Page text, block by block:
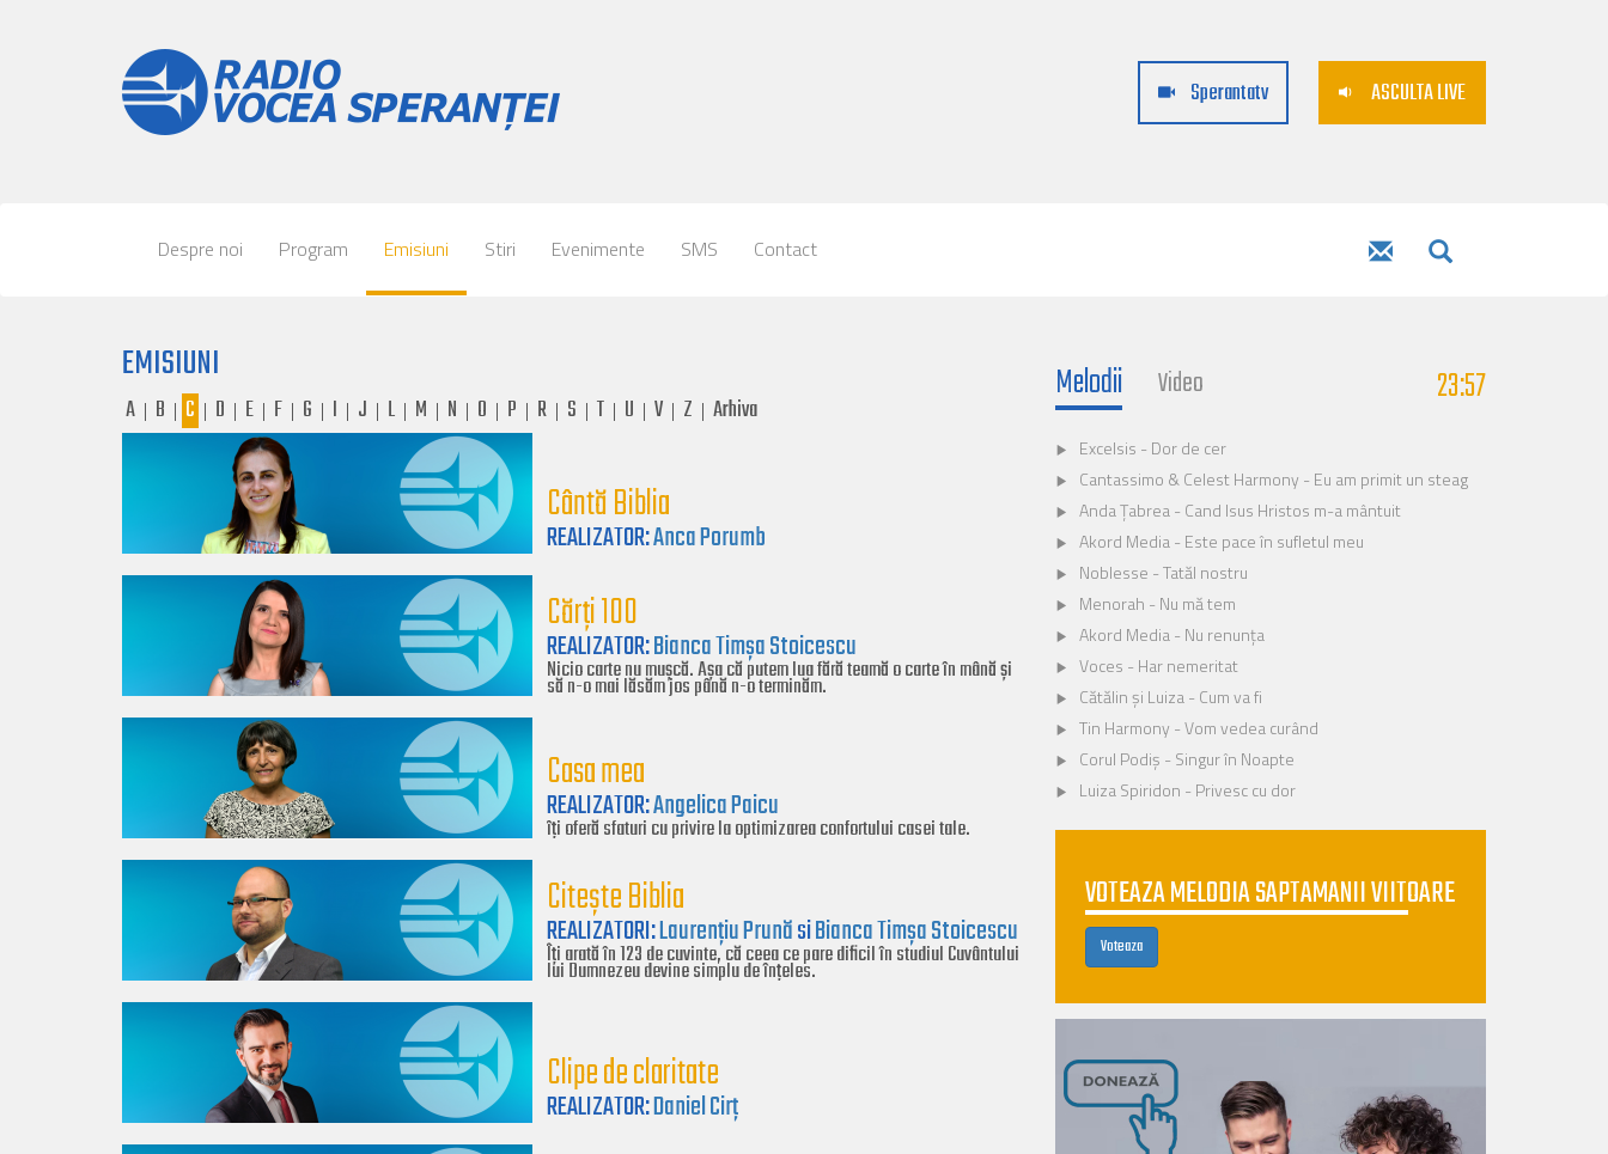
ASCULTA LIVE
Sperantatv
Despre noi Program Emisiuni Stiri Evenimente SMS Contact
EMISIUNI
A | B | C | D | E | F | G | I | J | L | M | N | O | P | R | S | T | U | V | Z | Arhiva
Cântă Biblia
REALIZATOR:Anca Porumb
Cărți 100
REALIZATOR:Bianca Timșa Stoicescu
Nicio carte nu mușcă. Așa că putem lua fără teamă o carte în mână și
să n-o mai lăsăm jos până n-o terminăm.
Casa mea
REALIZATOR:Angelica Paicu
îți oferă sfaturi cu privire la optimizarea confortului casei tale.
Citește Biblia
REALIZATORI:Laurențiu PrunăsiBianca Timșa Stoicescu
Îți arată în 123 de cuvinte, că ceea ce pare dificil în studiul Cuvântului
lui Dumnezeu devine simplu de înțeles.
Clipe de claritate
REALIZATOR:Daniel Cirț
Melodii Video 23:57
Excelsis - Dor de cer
Cantassimo & Celest Harmony - Eu am primit un steag
Anda Țabrea - Cand Isus Hristos m-a mântuit
Akord Media - Este pace în sufletul meu
Noblesse - Tatăl nostru
Menorah - Nu mă tem
Akord Media - Nu renunța
Voces - Har nemeritat
Cătălin și Luiza - Cum va fi
Tin Harmony - Vom vedea curând
Corul Podiș - Singur în Noapte
Luiza Spiridon - Privesc cu dor
VOTEAZA MELODIA SAPTAMANII VIITOARE
Voteaza